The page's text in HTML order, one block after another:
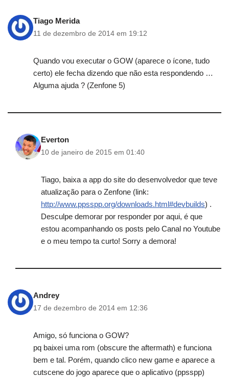
Tiago Merida
11 de dezembro de 2014 em 19:12
Quando vou executar o GOW (aparece o ícone, tudo
certo) ele fecha dizendo que não esta respondendo …
Alguma ajuda ? (Zenfone 5)
Everton
10 de janeiro de 2015 em 01:40
Tiago, baixa a app do site do desenvolvedor que teve
atualização para o Zenfone (link:
http://www.ppsspp.org/downloads.html#devbuilds) .
Desculpe demorar por responder por aqui, é que
estou acompanhando os posts pelo Canal no Youtube
e o meu tempo ta curto! Sorry a demora!
Andrey
17 de dezembro de 2014 em 12:36
Amigo, só funciona o GOW?
pq baixei uma rom (obscure the aftermath) e funciona
bem e tal. Porém, quando clico new game e aparece a
cutscene do jogo aparece que o aplicativo (ppsspp)